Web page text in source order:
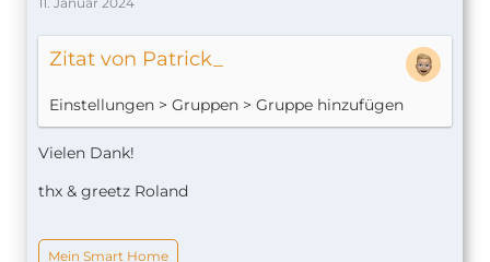
Zitat von Patrick_
Einstellungen > Gruppen > Gruppe hinzufügen
Vielen Dank!
thx & greetz Roland
Mein Smart Home